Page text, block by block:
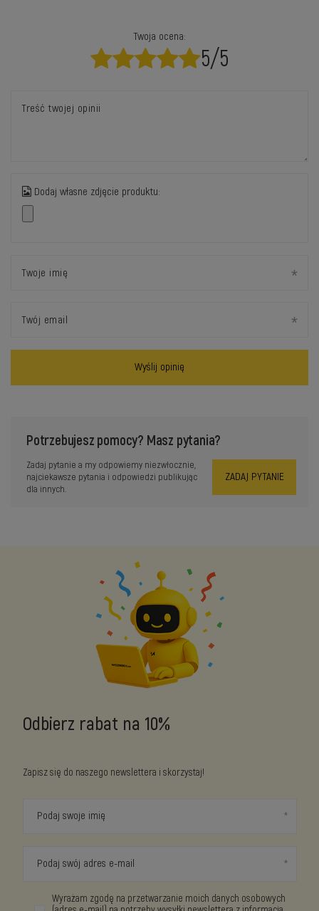
Twoja ocena:
5/5
Treść twojej opinii
Dodaj własne zdjęcie produktu:
Twoje imię
Twój email
Wyślij opinię
Potrzebujesz pomocy? Masz pytania?
Zadaj pytanie a my odpowiemy niezwłocznie,
najciekawsze pytania i odpowiedzi publikując
dla innych.
ZADAJ PYTANIE
Odbierz rabat na 10%
Zapisz się do naszego newslettera i skorzystaj!
Podaj swoje imię
Podaj swój adres e-mail
Wyrażam zgodę na przetwarzanie moich danych osobowych